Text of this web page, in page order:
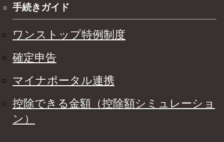
手続きガイド
ワンストップ特例制度
確定申告
マイナポータル連携
控除できる金額（控除額シミュレーショ
ン）